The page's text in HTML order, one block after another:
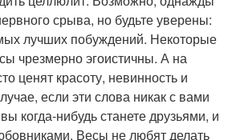
срыва, но будьте уверены:
лучших побуждений. Некоторые
чрезмерно эгоистичны. А на
ценят красоту, невинность и
если эти слова никак с вами
когда-нибудь станете друзьями, и
Весы не любят делать